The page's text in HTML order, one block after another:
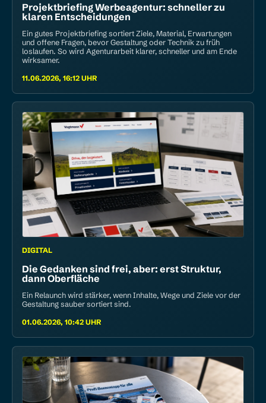
Projektbriefing Werbeagentur: schneller zu
klaren Entscheidungen
Ein gutes Projektbriefing sortiert Ziele, Material, Erwartungen
und offene Fragen, bevor Gestaltung oder Technik zu früh
loslaufen. So wird Agenturarbeit klarer, schneller und am Ende
wirksamer.
11.06.2026, 16:12 UHR
DIGITAL
Die Gedanken sind frei, aber: erst Struktur,
dann Oberfläche
Ein Relaunch wird stärker, wenn Inhalte, Wege und Ziele vor der
Gestaltung sauber sortiert sind.
01.06.2026, 10:42 UHR